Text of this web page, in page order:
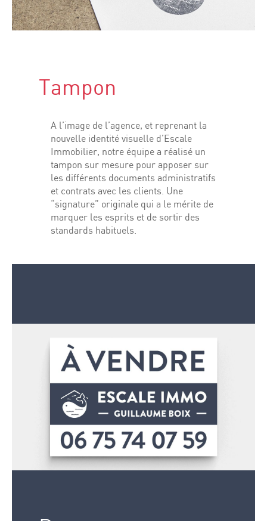
Tampon
A l’image de l’agence, et reprenant la
nouvelle identité visuelle d’Escale
Immobilier, notre équipe a réalisé un
tampon sur mesure pour apposer sur
les différents documents administratifs
et contrats avec les clients. Une
“signature” originale qui a le mérite de
marquer les esprits et de sortir des
standards habituels.